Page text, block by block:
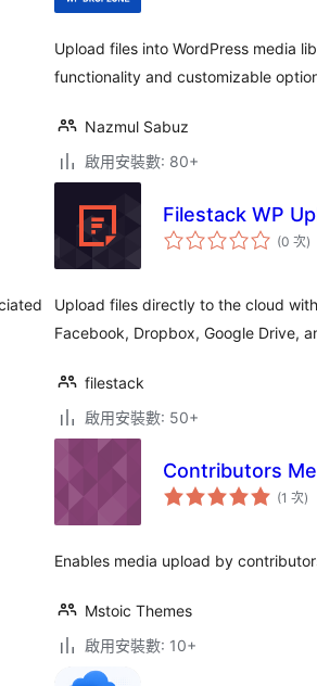
Upload files into WordPress media
functionality and customizable
Nazmul Sabuz
啟用安裝數: 80+
Filestack WP
(0 次評
分)
Upload files directly to the cloud
Facebook, Dropbox, Google Drive,
filestack
啟用安裝數: 50+
Contributors
(1 次評
分)
Enables media upload by
Mstoic Themes
啟用安裝數: 10+